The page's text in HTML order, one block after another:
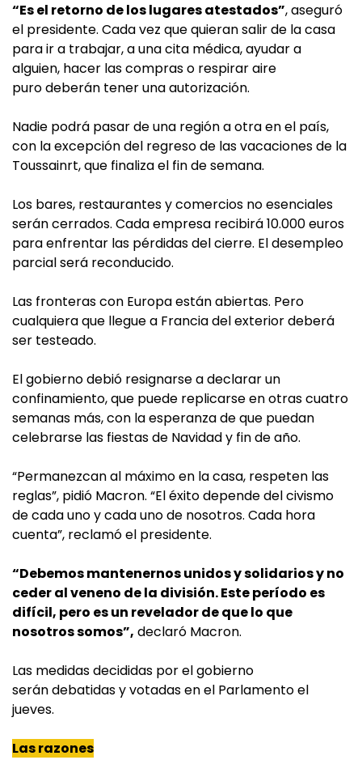
“Es el retorno de los lugares atestados”, aseguró
el presidente. Cada vez que quieran salir de la casa
para ir a trabajar, a una cita médica, ayudar a
alguien, hacer las compras o respirar aire
puro deberán tener una autorización.
Nadie podrá pasar de una región a otra en el país,
con la excepción del regreso de las vacaciones de la
Toussainrt, que finaliza el fin de semana.
Los bares, restaurantes y comercios no esenciales
serán cerrados. Cada empresa recibirá 10.000 euros
para enfrentar las pérdidas del cierre. El desempleo
parcial será reconducido.
Las fronteras con Europa están abiertas. Pero
cualquiera que llegue a Francia del exterior deberá
ser testeado.
El gobierno debió resignarse a declarar un
confinamiento, que puede replicarse en otras cuatro
semanas más, con la esperanza de que puedan
celebrarse las fiestas de Navidad y fin de año.
“Permanezcan al máximo en la casa, respeten las
reglas”, pidió Macron. “El éxito depende del civismo
de cada uno y cada uno de nosotros. Cada hora
cuenta”, reclamó el presidente.
“Debemos mantenernos unidos y solidarios y no
ceder al veneno de la división. Este período es
difícil, pero es un revelador de que lo que
nosotros somos”, declaró Macron.
Las medidas decididas por el gobierno
serán debatidas y votadas en el Parlamento el
jueves.
Las razones